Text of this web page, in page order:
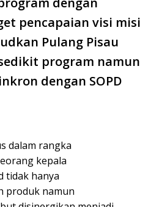
pencapaian visi misi
Pulang Pisau
program namun
dengan SOPD
dalam rangka
kepala
tidak hanya
produk namun